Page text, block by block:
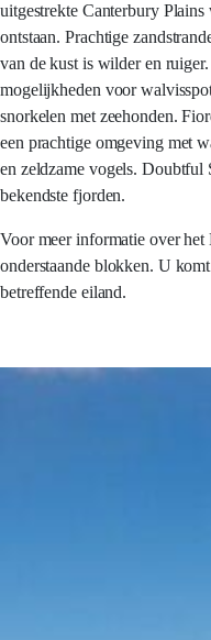
uitgestrekte Canterbury
ontstaan. Prachtige
van de kust is wilder en
mogelijkheden voor
snorkelen met zeehonden.
een prachtige omgeving met
en zeldzame vogels.
bekendste fjorden.
Voor meer informatie over
onderstaande blokken. U
betreffende eiland.